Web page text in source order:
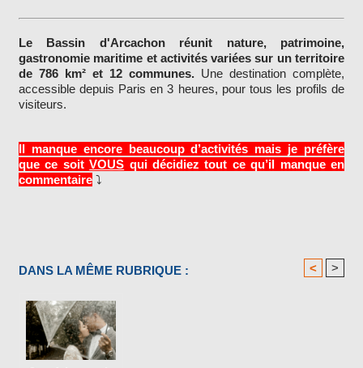
Le Bassin d'Arcachon réunit nature, patrimoine,
gastronomie maritime et activités variées sur un territoire
de 786 km² et 12 communes. Une destination complète,
accessible depuis Paris en 3 heures, pour tous les profils de
visiteurs.
Il manque encore beaucoup d’activités mais je préfère
que ce soitVOUS qui décidiez tout ce qu’il manque en
commentaire ⤵️
DANS LA MÊME RUBRIQUE : < >